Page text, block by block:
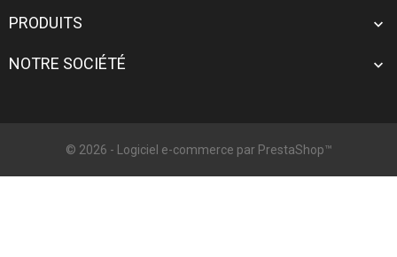
PRODUITS 
NOTRE SOCIÉTÉ 
© 2026 - Logiciel e-commerce par PrestaShop™